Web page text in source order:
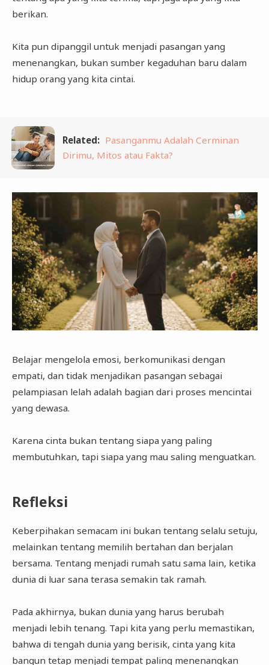
berikan.
Kita pun dipanggil untuk menjadi pasangan yang
menenangkan, bukan sumber kegaduhan baru dalam
hidup orang yang kita cintai.
Related: Pasanganmu Adalah Cerminan
Dirimu, Mitos atau Fakta?
Belajar mengelola emosi, berkomunikasi dengan
empati, dan tidak menjadikan pasangan sebagai
pelampiasan lelah adalah bagian dari proses mencintai
yang dewasa.
Karena cinta bukan tentang siapa yang paling
membutuhkan, tapi siapa yang mau saling menguatkan.
Refleksi
Keberpihakan semacam ini bukan tentang selalu setuju,
melainkan tentang memilih bertahan dan berjalan
bersama. Tentang menjadi rumah satu sama lain, ketika
dunia di luar sana terasa semakin tak ramah.
Pada akhirnya, bukan dunia yang harus berubah
menjadi lebih tenang. Tapi kita yang perlu memastikan,
bahwa di tengah dunia yang berisik, cinta yang kita
bangun tetap menjadi tempat paling menenangkan